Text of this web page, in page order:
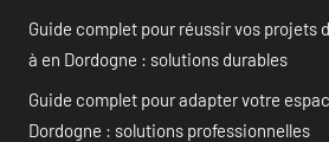
Guide complet pour réussir vos projets
à en Dordogne : solutions durables
Guide complet pour adapter votre
Dordogne : solutions professionnelles